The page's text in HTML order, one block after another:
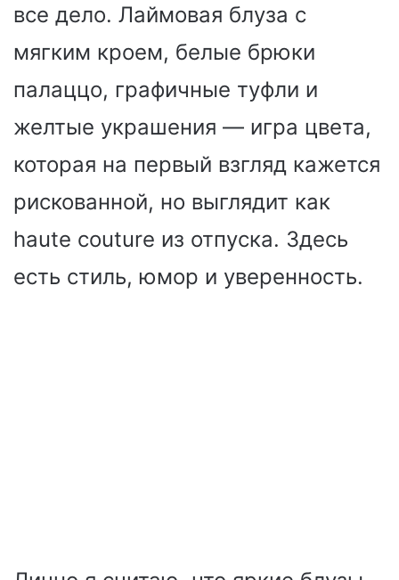
все дело. Лаймовая блуза с
мягким кроем, белые брюки
палаццо, графичные туфли и
желтые украшения — игра цвета,
которая на первый взгляд кажется
рискованной, но выглядит как
haute couture из отпуска. Здесь
есть стиль, юмор и уверенность.